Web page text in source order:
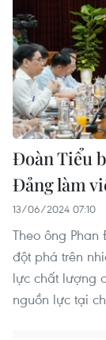
Đoàn Tiểu
Đảng làm
13/06/2024 07:10
Theo ông
đột phá trên
lực chất lượng
nguồn lực tại